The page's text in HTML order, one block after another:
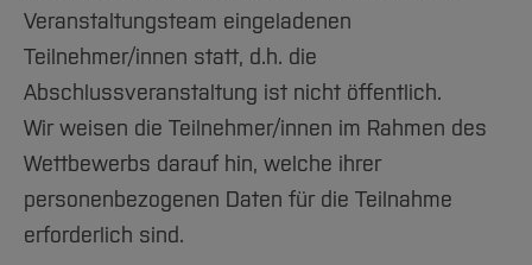
Veranstaltungsteam eingeladenen
Teilnehmer/innen statt, d.h. die
Abschlussveranstaltung ist nicht öffentlich.
Wir weisen die Teilnehmer/innen im Rahmen des
Wettbewerbs darauf hin, welche ihrer
personenbezogenen Daten für die Teilnahme
erforderlich sind.